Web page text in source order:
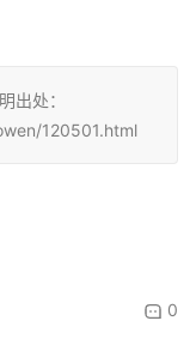
出处：
120501.html
0